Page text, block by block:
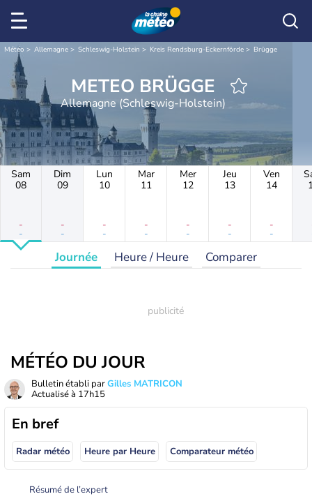
Météo Allemagne Schleswig-Holstein Kreis Rendsburg-Eckernförde Brügge
METEO BRÜGGE
Allemagne (Schleswig-Holstein)
Sam
08
-
-
Dim
09
-
-
Lun
10
-
-
Mar
11
-
-
Mer
12
-
-
Jeu
13
-
-
Ven
14
-
-
Journée Heure / Heure Comparer
MÉTÉO DU JOUR
Bulletin établi parGilles MATRICON
Actualisé à 17h15
En bref
Radar météo Heure par Heure Comparateur météo
Résumé de l’expert